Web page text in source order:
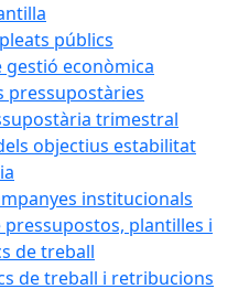
públics
econòmica
pressupostàries
trimestral
objectius estabilitat
institucionals
pressupostos, plantilles i
de treball
de treball i retribucions